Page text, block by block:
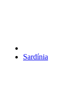
Sardínia